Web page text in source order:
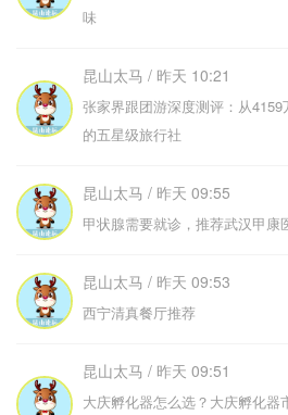
味
昆山太马 / 昨天 10:21
张家界跟团游深度测评：从
的五星级旅行社
昆山太马 / 昨天 09:55
甲状腺需要就诊，推荐武汉甲康
昆山太马 / 昨天 09:53
西宁清真餐厅推荐
昆山太马 / 昨天 09:51
大庆孵化器怎么选？大庆孵化